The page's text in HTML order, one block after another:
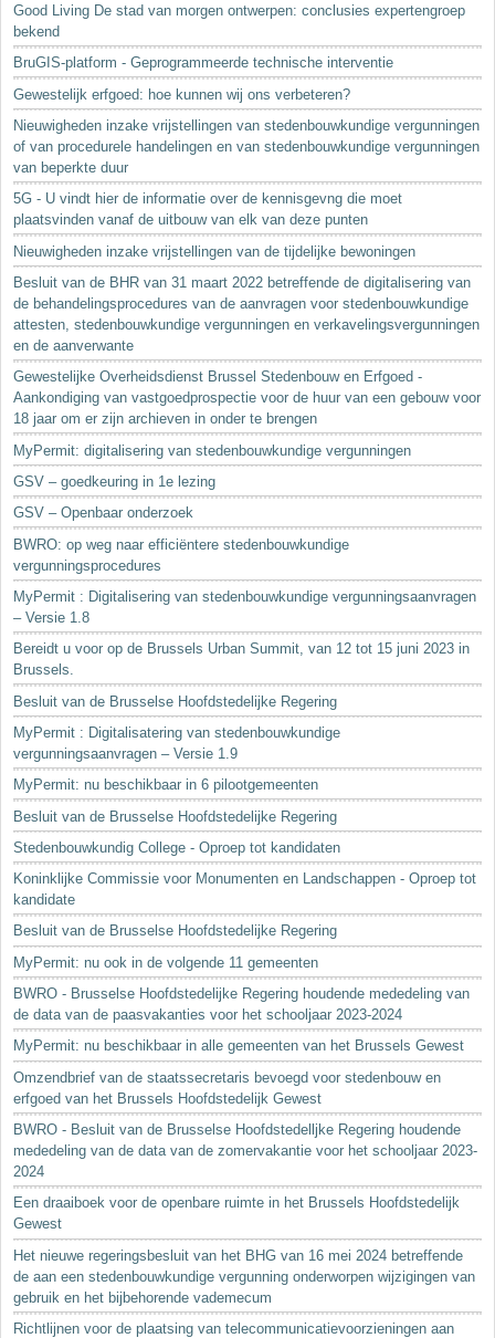
Good Living De stad van morgen ontwerpen: conclusies expertengroep
bekend
BruGIS-platform - Geprogrammeerde technische interventie
Gewestelijk erfgoed: hoe kunnen wij ons verbeteren?
Nieuwigheden inzake vrijstellingen van stedenbouwkundige vergunningen
of van procedurele handelingen en van stedenbouwkundige vergunningen
van beperkte duur
5G - U vindt hier de informatie over de kennisgevng die moet
plaatsvinden vanaf de uitbouw van elk van deze punten
Nieuwigheden inzake vrijstellingen van de tijdelijke bewoningen
Besluit van de BHR van 31 maart 2022 betreffende de digitalisering van
de behandelingsprocedures van de aanvragen voor stedenbouwkundige
attesten, stedenbouwkundige vergunningen en verkavelingsvergunningen
en de aanverwante
Gewestelijke Overheidsdienst Brussel Stedenbouw en Erfgoed -
Aankondiging van vastgoedprospectie voor de huur van een gebouw voor
18 jaar om er zijn archieven in onder te brengen
MyPermit: digitalisering van stedenbouwkundige vergunningen
GSV – goedkeuring in 1e lezing
GSV – Openbaar onderzoek
BWRO: op weg naar efficiëntere stedenbouwkundige
vergunningsprocedures
MyPermit : Digitalisering van stedenbouwkundige vergunningsaanvragen
– Versie 1.8
Bereidt u voor op de Brussels Urban Summit, van 12 tot 15 juni 2023 in
Brussels.
Besluit van de Brusselse Hoofdstedelijke Regering
MyPermit : Digitalisatering van stedenbouwkundige
vergunningsaanvragen – Versie 1.9
MyPermit: nu beschikbaar in 6 pilootgemeenten
Besluit van de Brusselse Hoofdstedelijke Regering
Stedenbouwkundig College - Oproep tot kandidaten
Koninklijke Commissie voor Monumenten en Landschappen - Oproep tot
kandidate
Besluit van de Brusselse Hoofdstedelijke Regering
MyPermit: nu ook in de volgende 11 gemeenten
BWRO - Brusselse Hoofdstedelijke Regering houdende mededeling van
de data van de paasvakanties voor het schooljaar 2023-2024
MyPermit: nu beschikbaar in alle gemeenten van het Brussels Gewest
Omzendbrief van de staatssecretaris bevoegd voor stedenbouw en
erfgoed van het Brussels Hoofdstedelijk Gewest
BWRO - Besluit van de Brusselse Hoofdstedelljke Regering houdende
mededeling van de data van de zomervakantie voor het schooljaar 2023-
2024
Een draaiboek voor de openbare ruimte in het Brussels Hoofdstedelijk
Gewest
Het nieuwe regeringsbesluit van het BHG van 16 mei 2024 betreffende
de aan een stedenbouwkundige vergunning onderworpen wijzigingen van
gebruik en het bijbehorende vademecum
Richtlijnen voor de plaatsing van telecommunicatievoorzieningen aan